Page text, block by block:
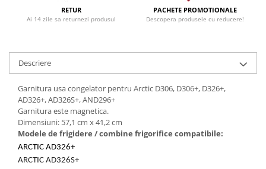
RETUR
Ai 14 zile sa returnezi produsul
PACHETE PROMOTIONALE
Descopera produsele cu reducere!
Descriere
Garnitura usa congelator pentru Arctic D306, D306+, D326+,
AD326+, AD326S+, AND296+
Garnitura este magnetica.
Dimensiuni: 57,1 cm x 41,2 cm
Modele de frigidere / combine frigorifice compatibile:
ARCTIC AD326+
ARCTIC AD326S+